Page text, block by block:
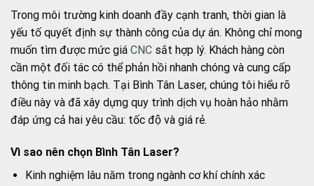
Trong môi trường kinh doanh đầy cạnh tranh, thời gian là
yếu tố quyết định sự thành công của dự án. Không chỉ mong
muốn tìm được mức giá CNC sắt hợp lý. Khách hàng còn
cần một đối tác có thể phản hồi nhanh chóng và cung cấp
thông tin minh bạch. Tại Bình Tân Laser, chúng tôi hiểu rõ
điều này và đã xây dựng quy trình dịch vụ hoàn hảo nhằm
đáp ứng cả hai yêu cầu: tốc độ và giá rẻ.
Vì sao nên chọn Bình Tân Laser?
Kinh nghiệm lâu năm trong ngành cơ khí chính xác